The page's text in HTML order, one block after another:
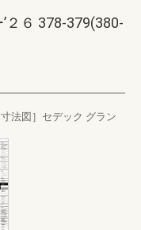
２６ 378-379(380-
寸法図］セデック グラン